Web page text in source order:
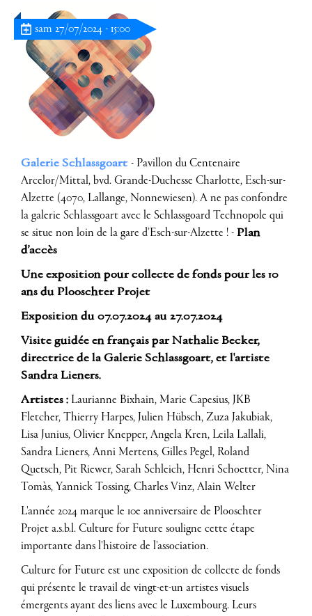
sam 27/07/2024 - 15:00
Galerie Schlassgoart - Pavillon du Centenaire
Arcelor/Mittal, bvd. Grande-Duchesse Charlotte, Esch-sur-
Alzette (4070, Lallange, Nonnewiesen). A ne pas confondre
la galerie Schlassgoart avec le Schlassgoard Technopole qui
se situe non loin de la gare d’Esch-sur-Alzette ! - Plan
d’accès
Une exposition pour collecte de fonds pour les 10
ans du Plooschter Projet
Exposition du 07.07.2024 au 27.07.2024
Visite guidée en français par Nathalie Becker,
directrice de la Galerie Schlassgoart, et l'artiste
Sandra Lieners.
Artistes : Laurianne Bixhain, Marie Capesius, JKB
Fletcher, Thierry Harpes, Julien Hübsch, Zuza Jakubiak,
Lisa Junius, Olivier Knepper, Angela Kren, Leila Lallali,
Sandra Lieners, Anni Mertens, Gilles Pegel, Roland
Quetsch, Pit Riewer, Sarah Schleich, Henri Schoetter, Nina
Tomàs, Yannick Tossing, Charles Vinz, Alain Welter
L'année 2024 marque le 10e anniversaire de Plooschter
Projet a.s.b.l. Culture for Future souligne cette étape
importante dans l'histoire de l'association.
Culture for Future est une exposition de collecte de fonds
qui présente le travail de vingt-et-un artistes visuels
émergents ayant des liens avec le Luxembourg. Leurs